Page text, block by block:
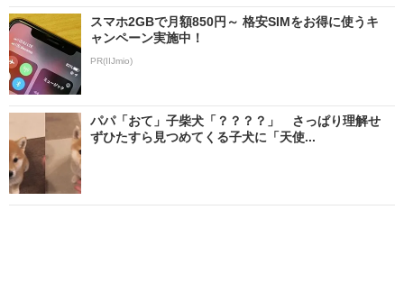
スマホ2GBで月額850円～ 格安SIMをお得に使うキ
ャンペーン実施中！
PR(IIJmio)
パパ「おて」子柴犬「？？？？」 さっぱり理解せ
ずひたすら見つめてくる子犬に「天使...